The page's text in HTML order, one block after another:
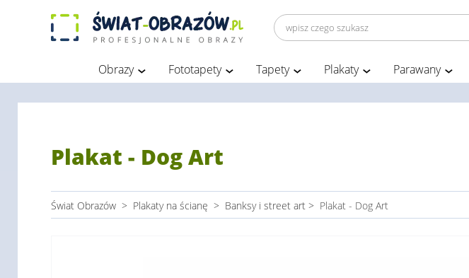
Obrazy Fototapety Tapety Plakaty Parawany
Plakat - Dog Art
Świat Obrazów > Plakaty na ścianę > Banksy i street art > Plakat - Dog Art